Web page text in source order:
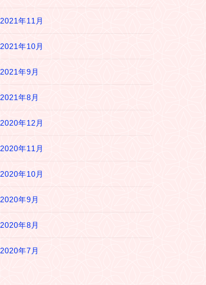
2021年11月
2021年10月
2021年9月
2021年8月
2020年12月
2020年11月
2020年10月
2020年9月
2020年8月
2020年7月